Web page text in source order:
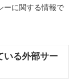
ーに関する情報で
いる外部サー